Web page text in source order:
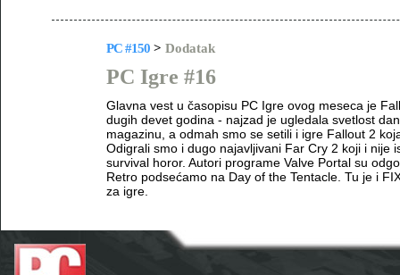
PC #150 > Dodatak
PC Igre #16
Glavna vest u časopisu PC Igre ovog meseca je
dugih devet godina - najzad je ugledala svetlost
magazinu, a odmah smo se setili i igre Fallout 2
Odigrali smo i dugo najavljivani Far Cry 2 koji i nije
survival horor. Autori programe Valve Portal su
Retro podsećamo na Day of the Tentacle. Tu je i
za igre.